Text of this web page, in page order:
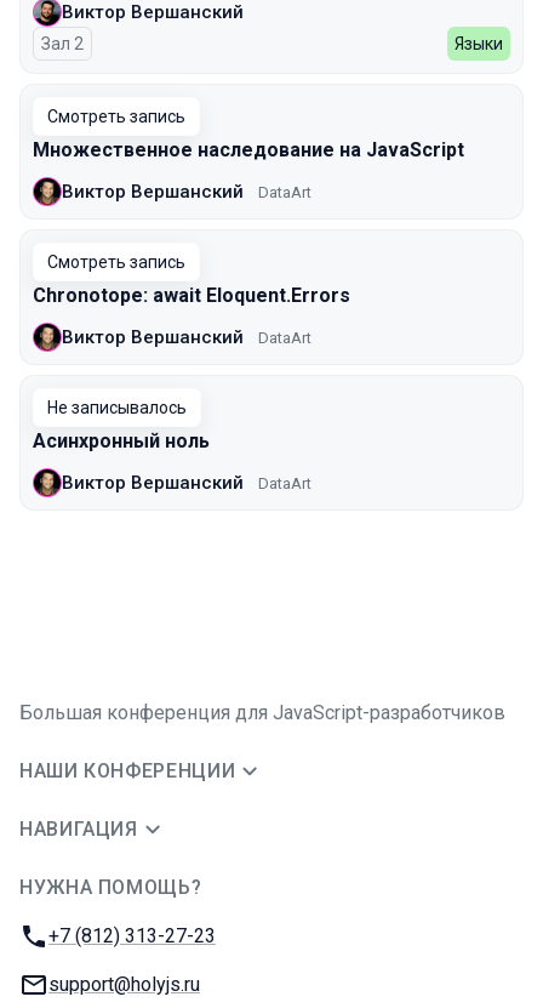
Виктор Вершанский
Зал 2 Языки
Смотреть запись
Множественное наследование на JavaScript
Виктор Вершанский DataArt
Смотреть запись
Chronotope: await Eloquent.Errors
Виктор Вершанский DataArt
Не записывалось
Асинхронный ноль
Виктор Вершанский DataArt
Большая конференция для JavaScript-разработчиков
НАШИ КОНФЕРЕНЦИИ
НАВИГАЦИЯ
НУЖНА ПОМОЩЬ?
Телефон:
+7 (812) 313-27-23
E-mail:
support@holyjs.ru